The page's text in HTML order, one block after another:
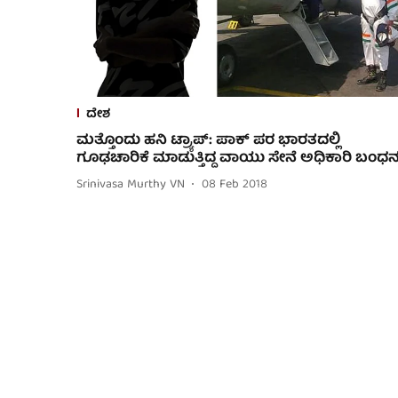
ದೇಶ
ಮತ್ತೊಂದು ಹನಿ ಟ್ರ್ಯಾಪ್: ಪಾಕ್ ಪರ ಭಾರತದಲ್ಲಿ
ಗೂಢಚಾರಿಕೆ ಮಾಡುತ್ತಿದ್ದ ವಾಯು ಸೇನೆ ಅಧಿಕಾರಿ
Srinivasa Murthy VN 08 Feb 2018